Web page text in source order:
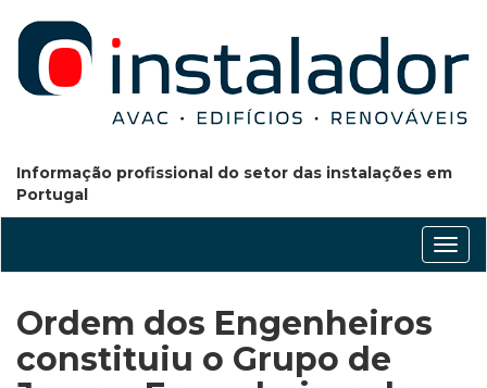
Informação profissional do setor das instalações em
Portugal
Ordem dos Engenheiros
constituiu o Grupo de